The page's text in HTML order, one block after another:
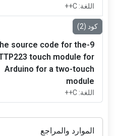
اللغة: C++
كود (2)
9-The source code for the
TTP223 touch module for
Arduino for a two-touch
module
اللغة: C++
الموارد والمراجع